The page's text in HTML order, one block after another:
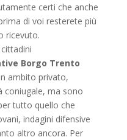
certi che anche
di voi resterete più
ricevuto.
Borgo Trento
ambito privato,
coniugale, ma sono
tutto quello che
indagini difensive
altro ancora. Per